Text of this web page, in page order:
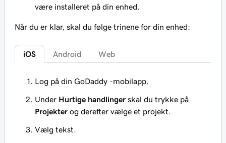
være installeret på din enhed.
Når du er klar, skal du følge trinene for din enhed:
iOS Android Web
Log på din GoDaddy -mobilapp.
Under Hurtige handlinger skal du trykke på
Projekter og derefter vælge et projekt.
Vælg tekst.